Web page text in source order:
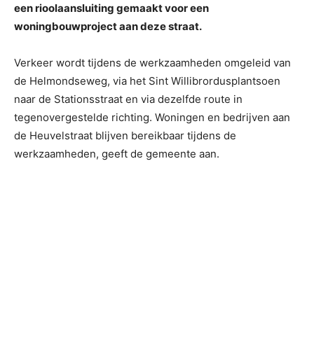
een rioolaansluiting gemaakt voor een
woningbouwproject aan deze straat.
Verkeer wordt tijdens de werkzaamheden omgeleid van
de Helmondseweg, via het Sint Willibrordusplantsoen
naar de Stationsstraat en via dezelfde route in
tegenovergestelde richting. Woningen en bedrijven aan
de Heuvelstraat blijven bereikbaar tijdens de
werkzaamheden, geeft de gemeente aan.